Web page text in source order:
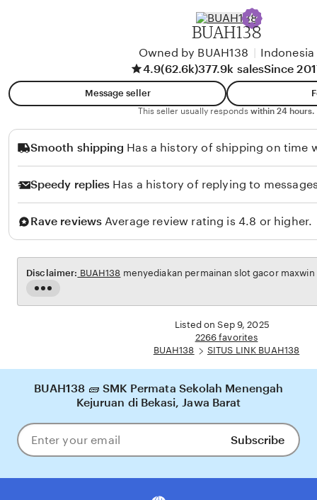
e
W
a
u
BUAH138
Owned by BUAH138
Indonesia
4.9(62.6k)377.9k salesSince
Message seller
This seller usually responds within 24 hours.
Smooth shipping Has a history of shipping on time
Speedy replies Has a history of replying to
Rave reviews Average review rating is 4.8 or higher.
Read
the
Disclaimer: BUAH138 menyediakan permainan slot gacor
Listed on Sep 9, 2025
2266 favorites
BUAH138
SITUS LINK BUAH138
BUAH138 🧱 SMK Permata Sekolah Menengah
Kejuruan di Bekasi, Jawa Barat
Enter
your
Subscribe